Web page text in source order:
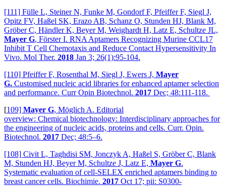
[111] Fülle L, Steiner N, Funke M, Gondorf F, Pfeiffer F, Siegl J,
Opitz FV, Haßel SK, Erazo AB, Schanz O, Stunden HJ, Blank M,
Gröber C, Händler K, Beyer M, Weighardt H, Latz E, Schultze JL,
Mayer G, Förster I. RNA Aptamers Recognizing Murine CCL17
Inhibit T Cell Chemotaxis and Reduce Contact Hypersensitivity In
Vivo. Mol Ther. 2018 Jan 3; 26(1):95-104.
[110] Pfeiffer F, Rosenthal M, Siegl J, Ewers J, Mayer
G. Customised nucleic acid libraries for enhanced aptamer selection
and performance. Curr Opin Biotechnol. 2017 Dec; 48:111-118.
[109] Mayer G, Möglich A. Editorial
overview: Chemical biotechnology: Interdisciplinary approaches for
the engineering of nucleic acids, proteins and cells. Curr. Opin.
Biotechnol. 2017 Dec; 48:5–6.
[108] Civit L, Taghdisi SM, Jonczyk A, Haßel S, Gröber C, Blank
M, Stunden HJ, Beyer M, Schultze J, Latz E, Mayer G.
Systematic evaluation of cell-SELEX enriched aptamers binding to
breast cancer cells. Biochimie. 2017 Oct 17; pii: S0300-